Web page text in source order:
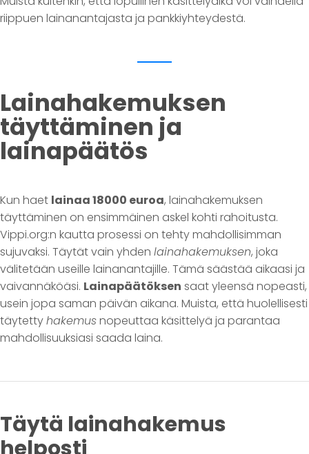
riippuen lainanantajasta ja pankkiyhteydestä.
Lainahakemuksen
täyttäminen ja
lainapäätös
Kun haet lainaa 18000 euroa, lainahakemuksen
täyttäminen on ensimmäinen askel kohti rahoitusta.
Vippi.org:n kautta prosessi on tehty mahdollisimman
sujuvaksi. Täytät vain yhden lainahakemuksen, joka
välitetään useille lainanantajille. Tämä säästää aikaasi ja
vaivannäköäsi. Lainapäätöksen saat yleensä nopeasti,
usein jopa saman päivän aikana. Muista, että huolellisesti
täytettyhakemusnopeuttaa käsittelyä ja parantaa
mahdollisuuksiasi saada laina.
Täytä lainahakemus